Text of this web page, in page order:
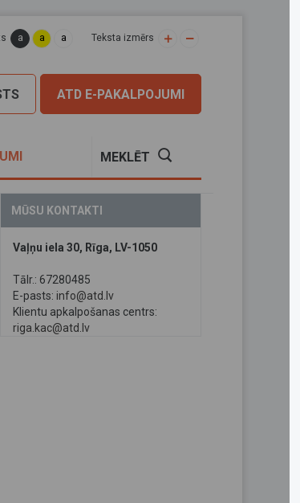
a a a Teksta izmērs
ATD E-PAKALPOJUMI
MEKLĒT
MŪSU KONTAKTI
Vaļņu iela 30, Rīga, LV-1050
Tālr.: 67280485
E-pasts: info@atd.lv
Klientu apkalpošanas centrs:
riga.kac@atd.lv